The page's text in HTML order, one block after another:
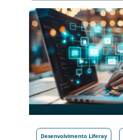
Desenvolvimento Liferay